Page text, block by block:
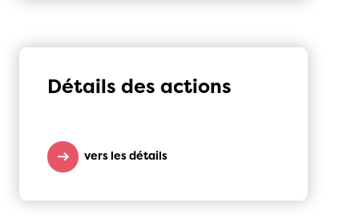
Détails des actions
vers les détails